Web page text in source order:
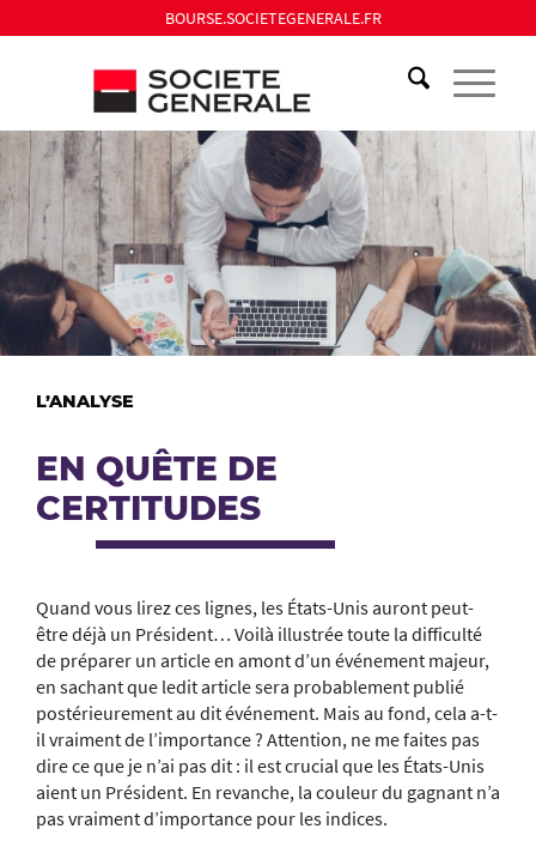
BOURSE.SOCIETEGENERALE.FR
L’ANALYSE
EN QUÊTE DE
CERTITUDES
Quand vous lirez ces lignes, les États-Unis auront peut-
être déjà un Président… Voilà illustrée toute la difficulté
de préparer un article en amont d’un événement majeur,
en sachant que ledit article sera probablement publié
postérieurement au dit événement. Mais au fond, cela a-t-
il vraiment de l’importance ? Attention, ne me faites pas
dire ce que je n’ai pas dit : il est crucial que les États-Unis
aient un Président. En revanche, la couleur du gagnant n’a
pas vraiment d’importance pour les indices.